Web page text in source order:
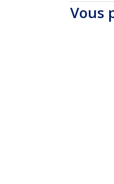
Vous